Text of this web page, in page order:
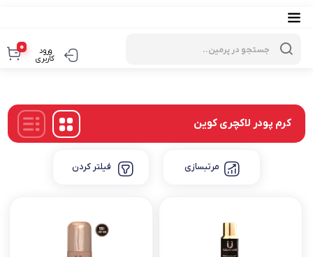
ورود
کاربری
0
کرم پودر لاکچری کوین
مرتبسازی فیلتر کردن